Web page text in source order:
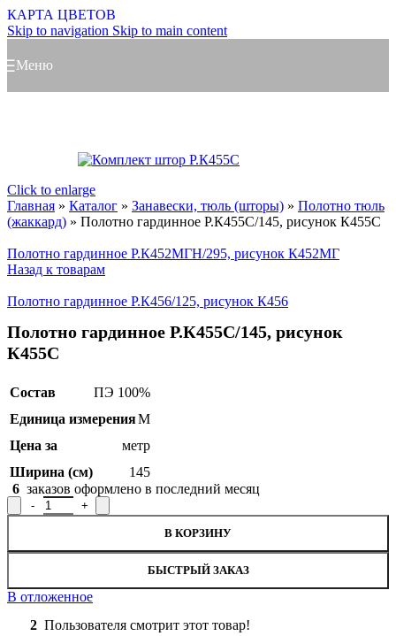
КАРТА ЦВЕТОВ
Skip to navigation Skip to main content
Меню
Click to enlarge
Главная » Каталог » Занавески, тюль (шторы) » Полотно тюль
(жаккард) » Полотно гардинное Р.К455С/145, рисунок К455С
Полотно гардинное Р.К452МГН/295, рисунок К452МГ
Назад к товарам
Полотно гардинное Р.К456/125, рисунок К456
Полотно гардинное Р.К455С/145, рисунок
К455С
Состав
ПЭ 100%
Единица измеренияМ
Цена за
метр
Ширина (см)
145
6 заказов оформлено в последний месяц
Количество товара Полотно гардинное Р.К455С/145, рисунок
В КОРЗИНУ
БЫСТРЫЙ ЗАКАЗ
В отложенное
2 Пользователя смотрит этот товар!